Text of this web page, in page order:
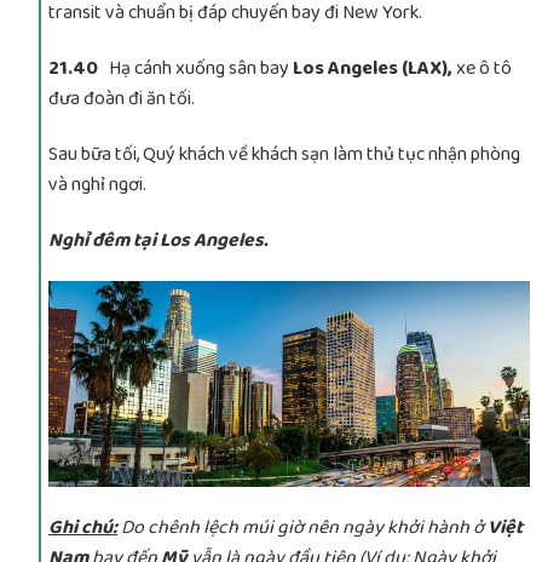
transit và chuẩn bị đáp chuyến bay đi New York.
21.40 Hạ cánh xuống sân bay Los Angeles (LAX),xe ô tô
đưa đoàn đi ăn tối.
Sau bữa tối, Quý khách về khách sạn làm thủ tục nhận phòng
và nghỉ ngơi.
Nghỉ đêm tại Los Angeles.
Ghi chú:Do chênh lệch múi giờ nên ngày khởi hành ởViệt